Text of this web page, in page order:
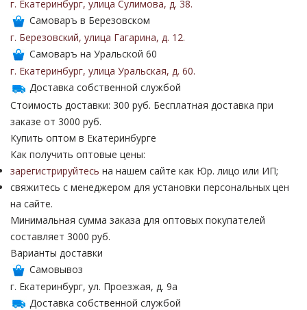
г. Екатеринбург, улица Сулимова, д. 38.
Самоваръ в Березовском
г. Березовский, улица Гагарина, д. 12.
Самоваръ на Уральской 60
г. Екатеринбург, улица Уральская, д. 60.
Доставка собственной службой
Стоимость доставки: 300 руб. Бесплатная доставка при
заказе от 3000 руб.
Купить оптом в Екатеринбурге
Как получить оптовые цены:
зарегистрируйтесь на нашем сайте как Юр. лицо или ИП;
свяжитесь с менеджером для установки персональных цен
на сайте.
Минимальная сумма заказа для оптовых покупателей
составляет 3000 руб.
Варианты доставки
Самовывоз
г. Екатеринбург, ул. Проезжая, д. 9а
Доставка собственной службой